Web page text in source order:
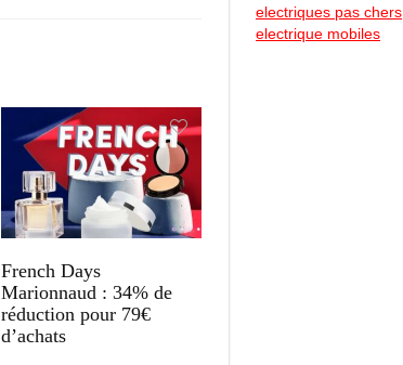
French Days
Marionnaud : 34% de
réduction pour 79€
d’achats
electriques pas chers
electrique mobiles